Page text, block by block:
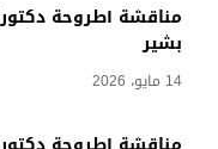
مناقشة أطروحة
بشير
14 مايو، 2026